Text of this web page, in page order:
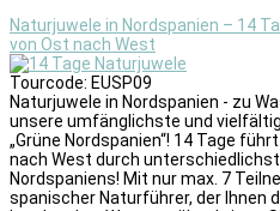
Naturjuwele in Nordspanien – 14
von Ost nach West
Tourcode: EUSP09
Naturjuwele in Nordspanien - zu
unsere umfänglichste und
„Grüne Nordspanien“! 14 Tage
nach West durch
Nordspaniens! Mit nur max. 7
spanischer Naturführer, der Ihnen